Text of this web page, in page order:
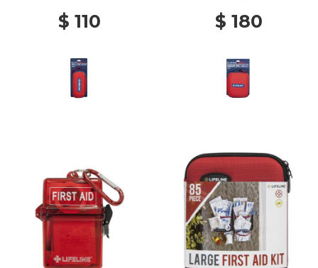
$ 110 $ 180